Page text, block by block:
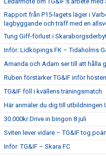
Rapport från P15-lagets läger i
lagbyggande och träff med en
Tung Giff-förlust i
Inför: Lidköpings FK – Tidaholms
Amanda och Adam ser till att hålla
Ruben förstärker TG&IF inför hösten
TG&IF föll i kvällens träningsmatch
Här anmäler du dig till utbildningen
30.000kr Drive in bingon 8 juli
Sviten lever vidare – TG&IF tog
Inför: TG&IF – Skara FC